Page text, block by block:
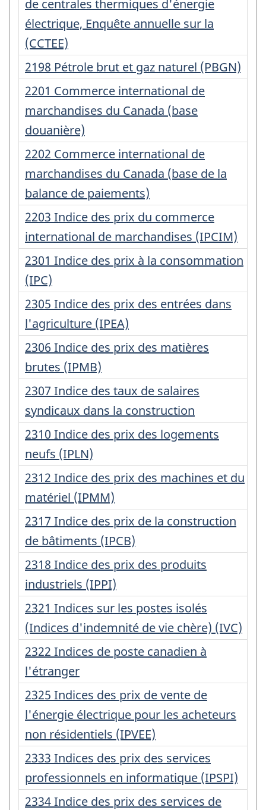
d'enregistrement
:
de centrales thermiques d'énergie
électrique, Enquête annuelle sur la
(CCTEE)
Numéro
d'enregistrement
:
2198 Pétrole brut et gaz naturel (PBGN)
Numéro
d'enregistrement
:
2201 Commerce international de
marchandises du Canada (base
douanière)
Numéro
d'enregistrement
:
2202 Commerce international de
marchandises du Canada (base de la
balance de paiements)
Numéro
d'enregistrement
:
2203 Indice des prix du commerce
international de marchandises (IPCIM)
Numéro
d'enregistrement
:
2301 Indice des prix à la consommation
(IPC)
Numéro
d'enregistrement
:
2305 Indice des prix des entrées dans
l'agriculture (IPEA)
Numéro
d'enregistrement
:
2306 Indice des prix des matières
brutes (IPMB)
Numéro
d'enregistrement
:
2307 Indice des taux de salaires
syndicaux dans la construction
Numéro
d'enregistrement
:
2310 Indice des prix des logements
neufs (IPLN)
Numéro
d'enregistrement
:
2312 Indice des prix des machines et du
matériel (IPMM)
Numéro
d'enregistrement
:
2317 Indice des prix de la construction
de bâtiments (IPCB)
Numéro
d'enregistrement
:
2318 Indice des prix des produits
industriels (IPPI)
Numéro
d'enregistrement
:
2321 Indices sur les postes isolés
(Indices d'indemnité de vie chère) (IVC)
Numéro
d'enregistrement
:
2322 Indices de poste canadien à
l'étranger
Numéro
d'enregistrement
:
2325 Indices des prix de vente de
l'énergie électrique pour les acheteurs
non résidentiels (IPVEE)
Numéro
d'enregistrement
:
2333 Indices des prix des services
professionnels en informatique (IPSPI)
Numéro
2334 Indice des prix des services de